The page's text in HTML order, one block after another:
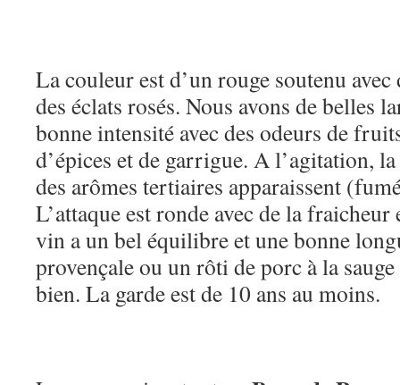
La couleur est d’un rouge soutenu
des éclats rosés. Nous avons de belles
bonne intensité avec des odeurs de
d’épices et de garrigue. A l’agitation,
des arômes tertiaires apparaissent
L’attaque est ronde avec de la
vin a un bel équilibre et une bonne
provençale ou un rôti de porc à la
bien. La garde est de 10 ans au moins.